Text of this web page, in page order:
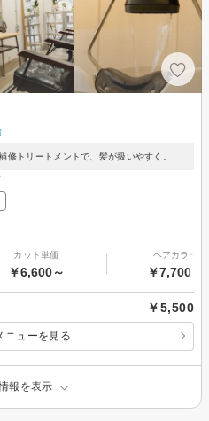
修トリートメントで、髪が扱いやすく。
カット単価
￥6,600～
ヘアカラー
￥7,700～
￥5,500
ニューを見る
報を表示